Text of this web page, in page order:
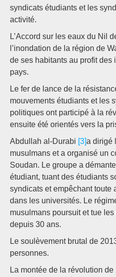
syndicats étudiants et les
activité.
L’Accord sur les eaux du Nil
l’inondation de la région de
de ses habitants au profit des
pays.
Le fer de lance de la
mouvements étudiants et les
politiques ont participé à la
ensuite été orientés vers la
Abdullah al-Durabi [3]a dirigé
musulmans et a organisé un
Soudan. Le groupe a
étudiant, tuant des étudiants
syndicats et empêchant toute
dans les universités. Le
musulmans poursuit et tue
depuis 30 ans.
Le soulèvement brutal de
personnes.
La montée de la révolution